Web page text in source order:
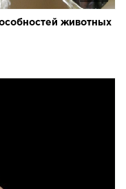
животных